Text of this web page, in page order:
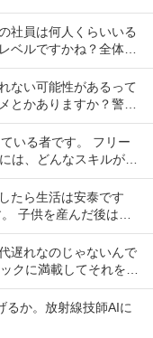
社員は何人くらいいる
ベルですかね？全体の
時は、屋...
ない可能性があるって
とかありますか？警
ですか？
いる者です。 フリー
は、どんなスキルが必
...
たら生活は安泰です
子供を産んだ後は、
ヨタの人と...
遅れなのじゃないんで
クに満載してそれを一
しなくてい...
るか。放射線技師AIに